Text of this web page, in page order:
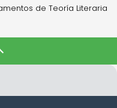
de Teoría Literaria